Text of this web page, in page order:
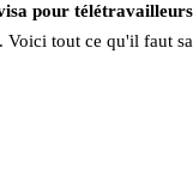
pour
Voici tout ce qu'il faut